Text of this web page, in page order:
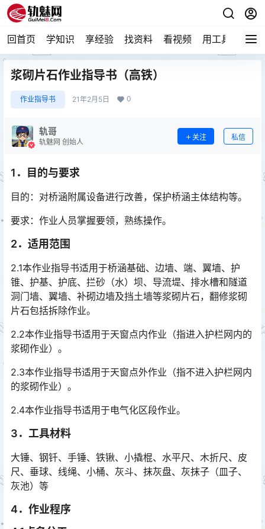
回首页 学知识 享经验 找资料 看视频 用工具 论技
浆砌片石作业指导书（高铁）
作业指导书 21年2月5日 0
轨哥
轨魅网 创始人
关注 私信
1．目的与要求
目的：对桥涵附属设备进行改善，保护桥涵主体结构等。
要求：作业人员掌握要领，熟练操作。
2．适用范围
2.1本作业指导书适用于桥涵基础、边墙、端、翼墙、护
锥、护基、护底、拦砂（水）坝、导流堤、排水槽和隧道
洞门墙、翼墙、补砌边墙及挡土墙等浆砌片石，翻修浆砌
片石包括拆除作业。󠅅󠅃󠄵󠅂󠄪󠇖󠆨󠆨󠇕󠆞󠆒󠅬󠇘󠆭󠆘󠇙󠆝󠅵󠇗󠆭󠆁󠄐󠇗󠅹󠅸󠇖󠆍󠅳󠇖󠅹󠅰󠇖󠆌󠅹
2.2本作业指导书适用于天窗点内作业（指进入护栏网内的
浆砌作业）。
2.3本作业指导书适用于天窗点外作业（指不进入护栏网内
的浆砌作业）。
2.4本作业指导书适用于电气化区段作业。
3．工具材料
大锤、钢钎、手锤、铁锹、小撬棍、水平尺、木折尺、皮
尺、垂球、线绳、小桶、灰斗、抹灰盘、灰抹子（皿子、
灰池）等
4．作业程序